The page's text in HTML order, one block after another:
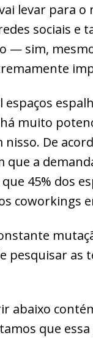
levar para
sociais e
— sim,
espaços
muito
De
que a
45% dos
coworkings
pesquisar as
abaixo
que